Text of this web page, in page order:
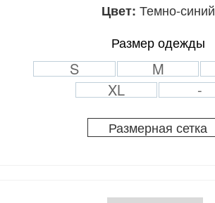
Цвет: Темно-синий
Размер одежды
S M
XL
-
Размерная сетка